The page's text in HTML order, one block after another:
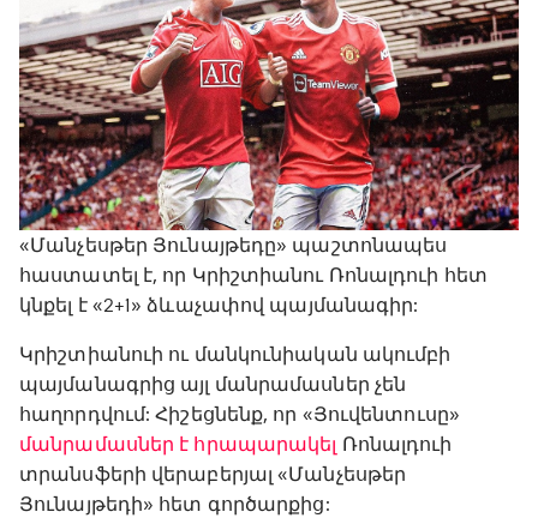
«Մանչեսթեր Յունայթեդը» պաշտոնապես
հաստատել է, որ Կրիշտիանու Ռոնալդուի հետ
կնքել է «2+1» ձևաչափով պայմանագիր:
Կրիշտիանուի ու մանկունիական ակումբի
պայմանագրից այլ մանրամասներ չեն
հաղորդվում: Հիշեցնենք, որ «Յուվենտուսը»
մանրամասներ է հրապարակել Ռոնալդուի
տրանսֆերի վերաբերյալ «Մանչեսթեր
Յունայթեդի» հետ գործարքից: